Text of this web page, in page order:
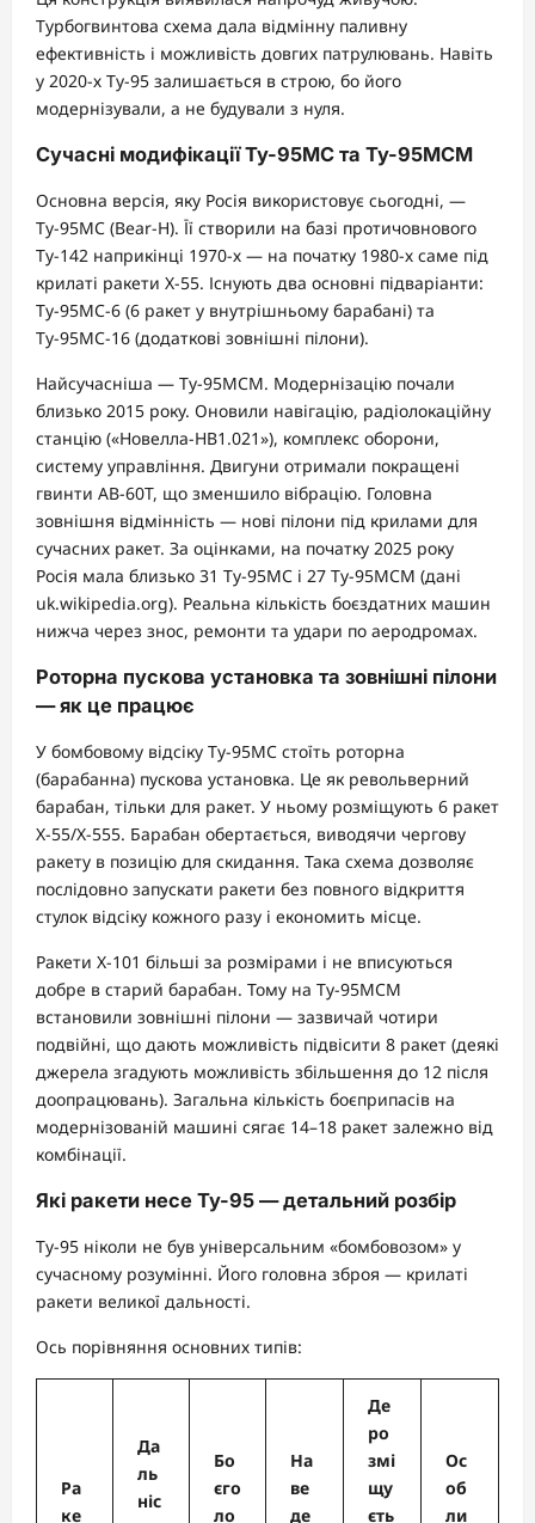
Турбогвинтова схема дала відмінну паливну
ефективність і можливість довгих патрулювань. Навіть
у 2020-х Ту-95 залишається в строю, бо його
модернізували, а не будували з нуля.
Сучасні модифікації Ту-95МС та Ту-95МСМ
Основна версія, яку Росія використовує сьогодні, —
Ту-95МС (Bear-H). Її створили на базі протичовнового
Ту-142 наприкінці 1970-х — на початку 1980-х саме під
крилаті ракети Х-55. Існують два основні підваріанти:
Ту-95МС-6 (6 ракет у внутрішньому барабані) та
Ту-95МС-16 (додаткові зовнішні пілони).
Найсучасніша — Ту-95МСМ. Модернізацію почали
близько 2015 року. Оновили навігацію, радіолокаційну
станцію («Новелла-НВ1.021»), комплекс оборони,
систему управління. Двигуни отримали покращені
гвинти АВ-60Т, що зменшило вібрацію. Головна
зовнішня відмінність — нові пілони під крилами для
сучасних ракет. За оцінками, на початку 2025 року
Росія мала близько 31 Ту-95МС і 27 Ту-95МСМ (дані
uk.wikipedia.org). Реальна кількість боєздатних машин
нижча через знос, ремонти та удари по аеродромах.
Роторна пускова установка та зовнішні пілони
— як це працює
У бомбовому відсіку Ту-95МС стоїть роторна
(барабанна) пускова установка. Це як револьверний
барабан, тільки для ракет. У ньому розміщують 6 ракет
Х-55/Х-555. Барабан обертається, виводячи чергову
ракету в позицію для скидання. Така схема дозволяє
послідовно запускати ракети без повного відкриття
стулок відсіку кожного разу і економить місце.
Ракети Х-101 більші за розмірами і не вписуються
добре в старий барабан. Тому на Ту-95МСМ
встановили зовнішні пілони — зазвичай чотири
подвійні, що дають можливість підвісити 8 ракет (деякі
джерела згадують можливість збільшення до 12 після
доопрацювань). Загальна кількість боєприпасів на
модернізованій машині сягає 14–18 ракет залежно від
комбінації.
Які ракети несе Ту-95 — детальний розбір
Ту-95 ніколи не був універсальним «бомбовозом» у
сучасному розумінні. Його головна зброя — крилаті
ракети великої дальності.
Ось порівняння основних типів:
Ра
ке
Да
ль
ніс
Бо
єго
ло
На
ве
де
Де
ро
змі
щу
єть
Ос
об
ли